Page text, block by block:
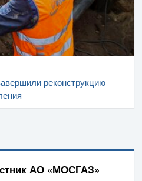
реконструкцию
АО «МОСГАЗ»